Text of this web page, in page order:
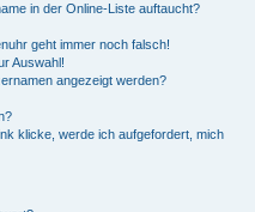
in der Online-Liste auftaucht?
geht immer noch falsch!
Auswahl!
angezeigt werden?
klicke, werde ich aufgefordert, mich